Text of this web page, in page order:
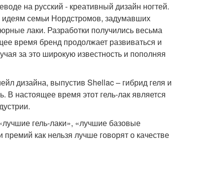
на русский - креативный дизайн ногтей.
семьи Нордстромов, задумавших
лаки. Разработки получились весьма
время бренд продолжает развиваться и
за это широкую известность и пополняя
дизайна, выпустив Shellac – гибрид геля и
В настоящее время этот гель-лак является
гель-лаки», «лучшие базовые
как нельзя лучше говорят о качестве